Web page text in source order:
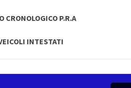
CRONOLOGICO P.R.A
INTESTATI